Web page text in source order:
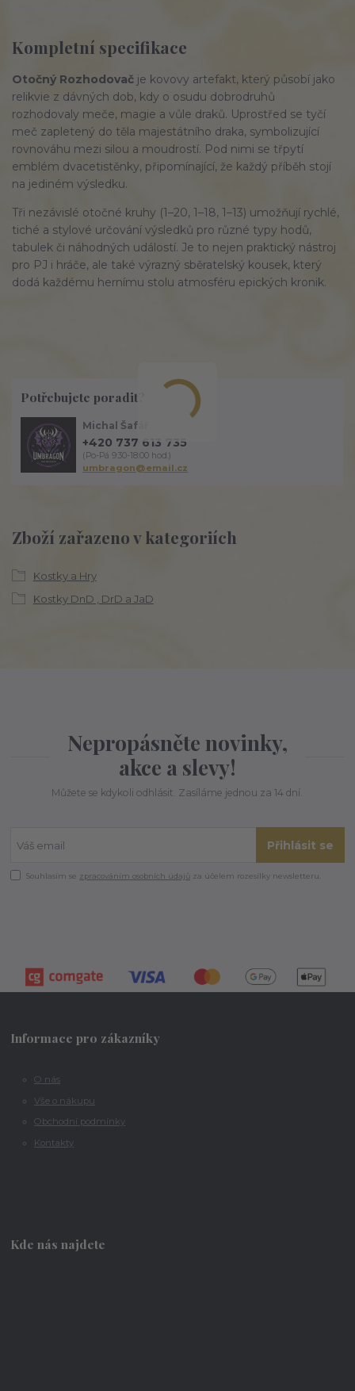
Kompletní specifikace
Otočný Rozhodovač je kovovy artefakt, který působí jako
relikvie z dávných dob, kdy o osudu dobrodruhů
rozhodovaly meče, magie a vůle draků. Uprostřed se tyčí
meč zapletený do těla majestátního draka, symbolizující
rovnováhu mezi silou a moudrostí. Pod nimi se třpytí
emblém dvacetistěnky, připomínající, že každý příběh stojí
na jediném výsledku.
Tři nezávislé otočné kruhy (1–20, 1–18, 1–13) umožňují rychlé,
tiché a stylové určování výsledků pro různé typy hodů,
tabulek či náhodných událostí. Je to nejen praktický nástroj
pro PJ i hráče, ale také výrazný sběratelský kousek, který
dodá každému hernímu stolu atmosféru epických kronik.
Zboží zařazeno v kategoriích
Kostky a Hry
Kostky DnD , DrD a JaD
Potřebujete poradit?
Michal Šafář
+420 737 613 735
(Po-Pá 9:30-18:00 hod.)
umbragon@email.cz
Nepropásněte novinky,
akce a slevy!
Můžete se kdykoli odhlásit. Zasíláme jednou za 14 dní.
Přihlásit se
Souhlasím se zpracováním osobních údajů za účelem rozesílky newsletteru.
Informace pro zákazníky
O nás
Vše o nákupu
Obchodní podmínky
Kontakty
Kde nás najdete